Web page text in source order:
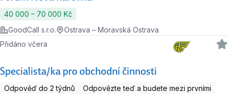
40 000 ‍–‍ 70 000 Kč
GoodCall s.r.o.
Ostrava – Moravská Ostrava
Specialista/ka pro obchodní činnosti
Přidáno včera
Odpověď do 2 týdnů
Odpovězte teď a budete mezi prvními